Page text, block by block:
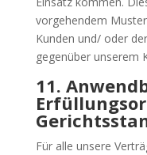
vorgehendem
Kunden und/ oder
gegenüber unserem
11.
Für alle unsere